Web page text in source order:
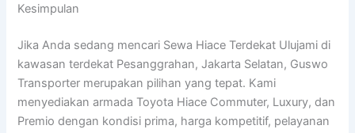
Kesimpulan
Jika Anda sedang mencari Sewa Hiace Terdekat Ulujami di
kawasan terdekat Pesanggrahan, Jakarta Selatan, Guswo
Transporter merupakan pilihan yang tepat. Kami
menyediakan armada Toyota Hiace Commuter, Luxury, dan
Premio dengan kondisi prima, harga kompetitif, pelayanan